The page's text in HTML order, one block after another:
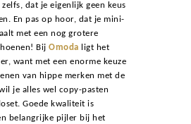
dat je eigenlijk geen keus
En pas op hoor, dat je mini-
met een nog grotere
Bij Omoda ligt het
want met een enorme keuze
van hippe merken met de
je alles wel copy-pasten
Goede kwaliteit is
belangrijke pijler bij het